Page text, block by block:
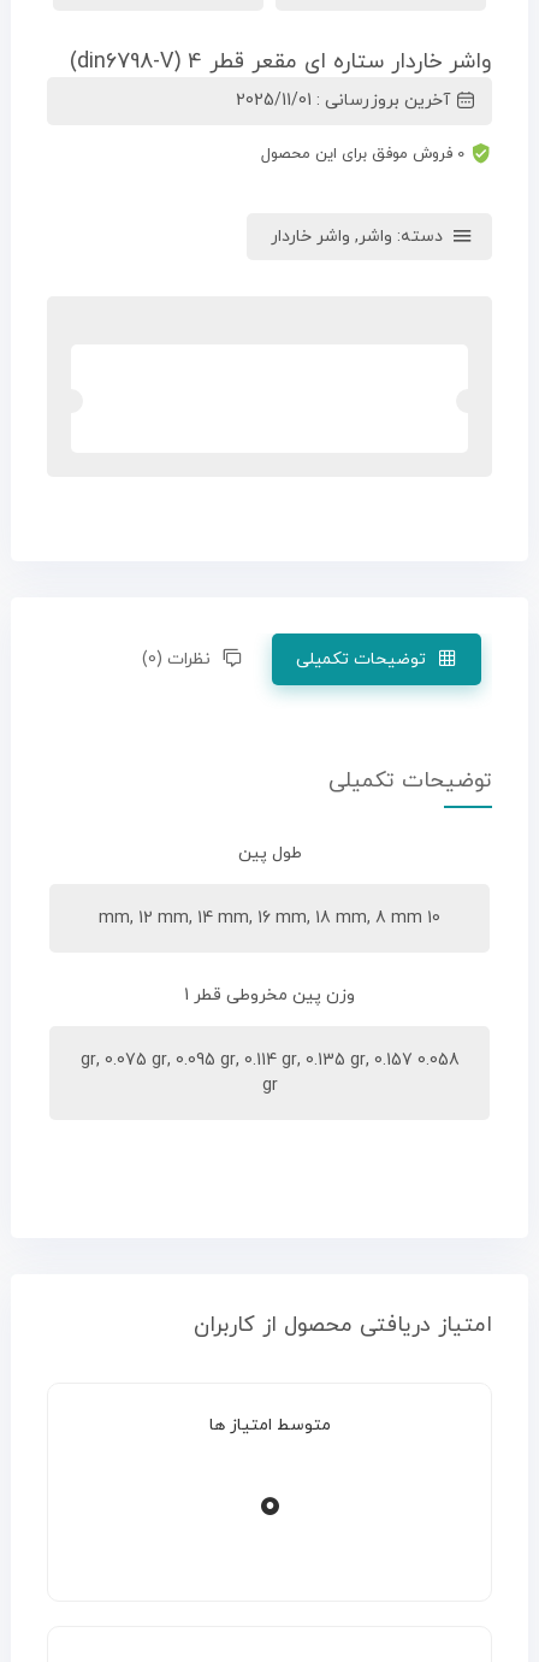
واشر خاردار ستاره ای مقعر قطر 4 (din6798-V)
آخرین بروزرسانی : 2025/11/01
0 فروش موفق برای این محصول
دسته: واشر , واشر خاردار
توضیحات تکمیلی نظرات (0)
توضیحات تکمیلی
طول پین
10 mm, 12 mm, 14 mm, 16 mm, 18 mm, 8 mm
وزن پین مخروطی قطر 1
0.058 gr, 0.075 gr, 0.095 gr, 0.114 gr, 0.135 gr, 0.157
gr
امتیاز دریافتی محصول از کاربران
متوسط امتیاز ها
0